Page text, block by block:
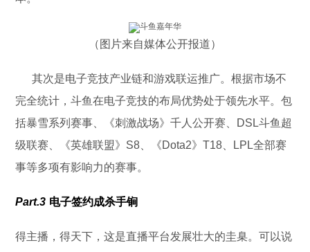
（图片来自媒体公开报道）
其次是电子竞技产业链和游戏联运推广。根据市场不
完全统计，斗鱼在电子竞技的布局优势处于领先水平。包
括暴雪系列赛事、《刺激战场》千人公开赛、DSL斗鱼超
级联赛、《英雄联盟》S8、《Dota2》T18、LPL全部赛
事等多项有影响力的赛事。
Part.3 电子签约成杀手锏
得主播，得天下，这是直播平台发展壮大的圭臬。可以说